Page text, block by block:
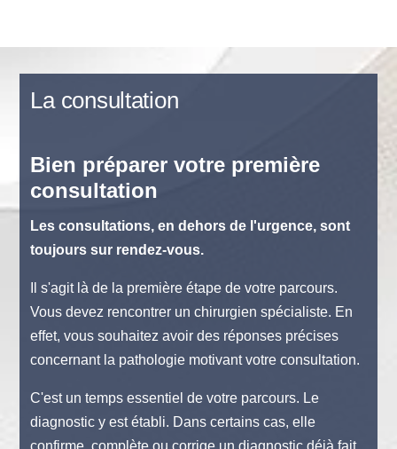
La consultation
Bien préparer votre première
consultation
Les consultations, en dehors de l'urgence, sont
toujours sur rendez-vous.
Il s'agit là de la première étape de votre parcours.
Vous devez rencontrer un chirurgien spécialiste. En
effet, vous souhaitez avoir des réponses précises
concernant la pathologie motivant votre consultation.
C'est un temps essentiel de votre parcours. Le
diagnostic y est établi. Dans certains cas, elle